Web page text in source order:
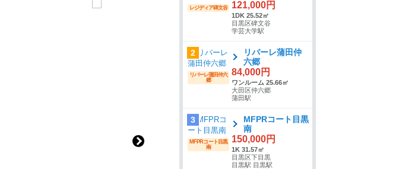
レジディア碑文谷 121,000円
1DK 25.52㎡
目黒区碑文谷
学芸大学駅
2
リバーレ蒲田仲六
郷
リバーレ蒲田仲
六郷
84,000円
ワンルーム 25.66㎡
大田区仲六郷
蒲田駅
3
MFPRコート目黒
南
MFPRコート目黒
南
150,000円
1K 31.57㎡
目黒区下目黒
目黒駅 目黒駅